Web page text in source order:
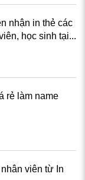
nhận in thẻ các
học sinh tại...
rẻ làm name
viên từ In